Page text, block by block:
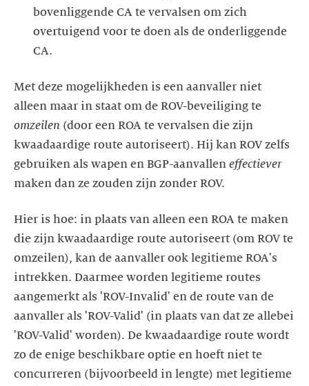
bovenliggende CA te vervalsen om zich
overtuigend voor te doen als de onderliggende
CA.
Met deze mogelijkheden is een aanvaller niet
alleen maar in staat om de ROV-beveiliging te
omzeilen (door een ROA te vervalsen die zijn
kwaadaardige route autoriseert). Hij kan ROV zelfs
gebruiken als wapen en BGP-aanvallen effectiever
maken dan ze zouden zijn zonder ROV.
Hier is hoe: in plaats van alleen een ROA te maken
die zijn kwaadaardige route autoriseert (om ROV te
omzeilen), kan de aanvaller ook legitieme ROA's
intrekken. Daarmee worden legitieme routes
aangemerkt als 'ROV-Invalid' en de route van de
aanvaller als 'ROV-Valid' (in plaats van dat ze allebei
'ROV-Valid' worden). De kwaadaardige route wordt
zo de enige beschikbare optie en hoeft niet te
concurreren (bijvoorbeeld in lengte) met legitieme